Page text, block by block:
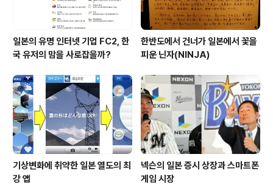
일본의 유명 인터넷 기업 FC2, 한
국 유저의 맘을 사로잡을까?
한반도에서 건너가 일본에서 꽃을
피운 닌자(NINJA)
기상변화에 취약한 일본 열도의 최
강 앱
넥슨의 일본 증시 상장과 스마트폰
게임 시장